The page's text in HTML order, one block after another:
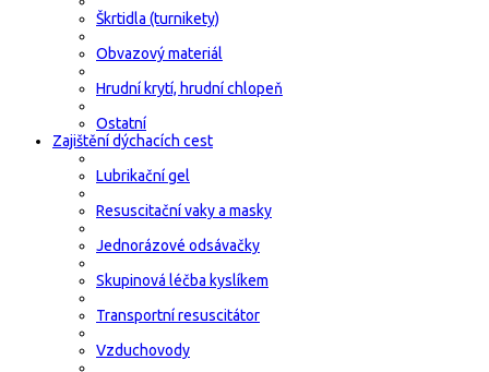
Škrtidla (turnikety)
Obvazový materiál
Hrudní krytí, hrudní chlopeň
Ostatní
Zajištění dýchacích cest
Lubrikační gel
Resuscitační vaky a masky
Jednorázové odsávačky
Skupinová léčba kyslíkem
Transportní resuscitátor
Vzduchovody